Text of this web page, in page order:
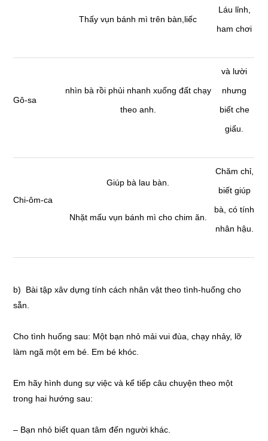
Thấy vụn bánh mì trên bàn,liếc
Láu lỉnh,
ham chơi
Gô-sa
nhìn bà rồi phủi nhanh xuống đất chạy
theo anh.
và lười
nhưng
biết che
giấu.
Chi-ôm-ca
Giúp bà lau bàn.
Nhặt mấu vụn bánh mì cho chim ăn.
Chăm chỉ,
biết giúp
bà, có tính
nhân hậu.
b) Bài tập xâv dựng tính cách nhân vật theo tình-huống cho
sẵn.
Cho tình huống sau: Một bạn nhỏ mải vui đùa, chạy nhảy, lỡ
làm ngã một em bé. Em bé khóc.
Em hãy hình dung sự việc và kể tiếp câu chuyện theo một
trong hai hướng sau:
– Bạn nhỏ biết quan tâm đến người khác.